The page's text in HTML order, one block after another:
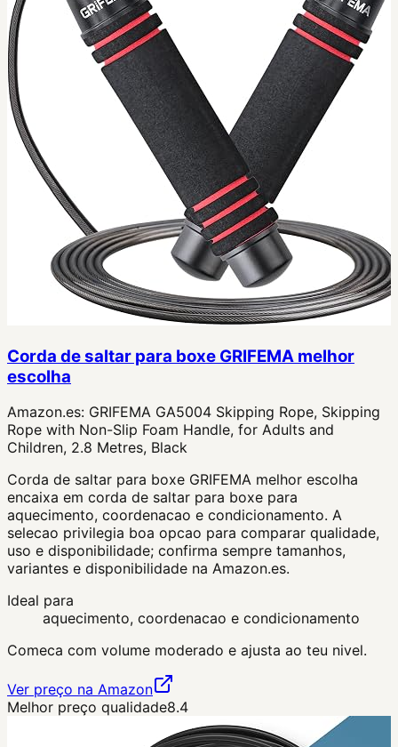
Corda de saltar para boxe GRIFEMA melhor
escolha
Amazon.es: GRIFEMA GA5004 Skipping Rope, Skipping
Rope with Non-Slip Foam Handle, for Adults and
Children, 2.8 Metres, Black
Corda de saltar para boxe GRIFEMA melhor escolha
encaixa em corda de saltar para boxe para
aquecimento, coordenacao e condicionamento. A
selecao privilegia boa opcao para comparar qualidade,
uso e disponibilidade; confirma sempre tamanhos,
variantes e disponibilidade na Amazon.es.
Ideal para
aquecimento, coordenacao e condicionamento
Comeca com volume moderado e ajusta ao teu nivel.
Ver preço na Amazon
Melhor preço qualidade8.4